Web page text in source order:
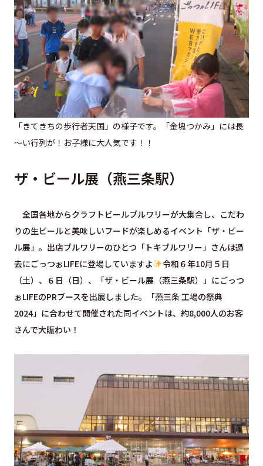
「きてきちの歩行者天国」の様子です。「金塊つかみ」には長
～い行列が！お子様に大人気です！！
ザ・ビール展（燕三条駅）
全国各地からクラフトビールブルワリーが大集合し、こだわ
りの生ビールと美味しいフードが楽しめるイベント「ザ・ビー
ル展」。出店ブルワリーのひとつ「トキブルワリー」さんは過
去にごっつぉLIFEに登場していますよ
令和６年10月５日
（土）、６日（日）、「ザ・ビール展（燕三条駅）」にごっつ
ぉLIFEのPRブースを出展しました。「燕三条 工場の祭典
2024」に合わせて開催された同イベントは、約8,000人のお客
さんで大賑わい！